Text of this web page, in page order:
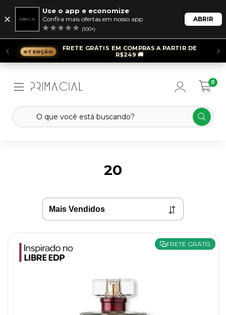
Use o app e economize
Confira mais ofertas em nosso app
(100+)
ABRIR
FRETE GRÁTIS EM COMPRAS A PARTIR DE
R$249 🚚
0
20
FRETE GRÁTIS